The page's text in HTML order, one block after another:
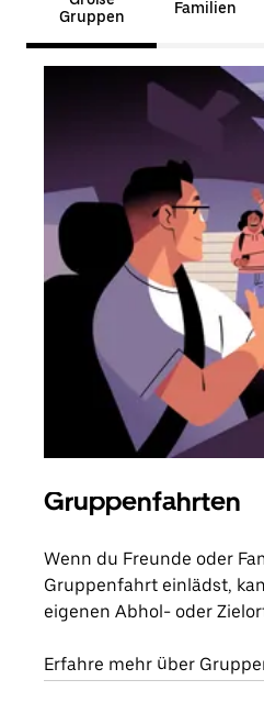
Gruppen
Familien
Gruppenfahrten
Wenn du Freunde oder
Gruppenfahrt einlädst,
eigenen Abhol- oder
Erfahre mehr über